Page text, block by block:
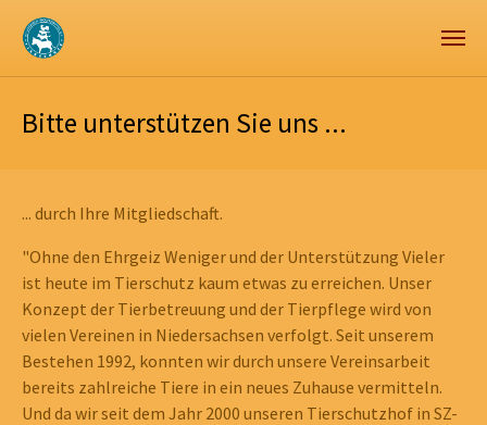
Zum Hauptinhalt springen
Skip to page footer
Bitte unterstützen Sie uns ...
... durch Ihre Mitgliedschaft.
"Ohne den Ehrgeiz Weniger und der Unterstützung Vieler
ist heute im Tierschutz kaum etwas zu erreichen. Unser
Konzept der Tierbetreuung und der Tierpflege wird von
vielen Vereinen in Niedersachsen verfolgt. Seit unserem
Bestehen 1992, konnten wir durch unsere Vereinsarbeit
bereits zahlreiche Tiere in ein neues Zuhause vermitteln.
Und da wir seit dem Jahr 2000 unseren Tierschutzhof in SZ-